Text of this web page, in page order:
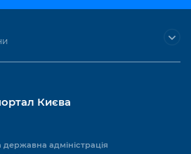
Києва
державна адміністрація